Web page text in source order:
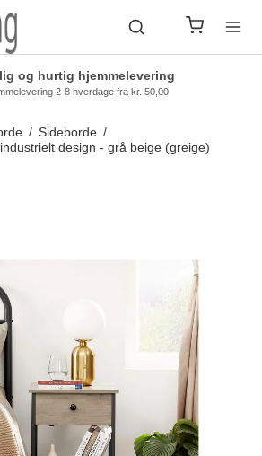
og hurtig hjemmelevering
2-8 hverdage fra kr. 50,00
/ Sideborde /
design - grå beige (greige)